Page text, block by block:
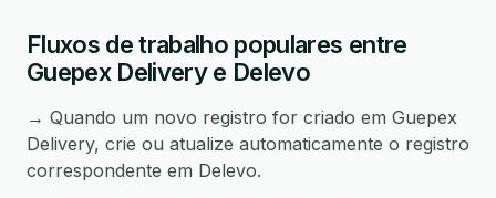
Fluxos de trabalho populares entre
Guepex Delivery e Delevo
→ Quando um novo registro for criado em Guepex
Delivery, crie ou atualize automaticamente o registro
correspondente em Delevo.